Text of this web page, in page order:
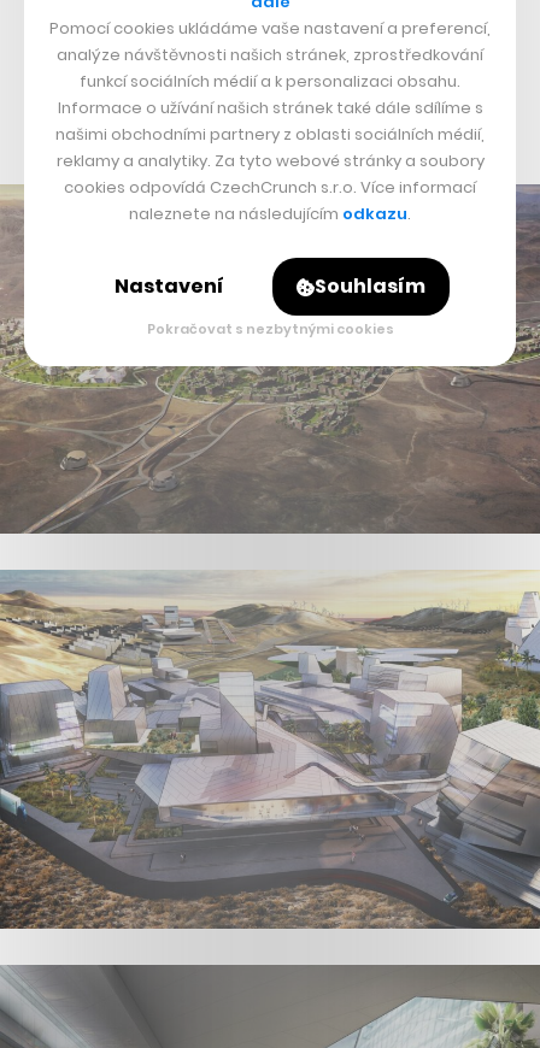
drony. Rezidenční oblast by měla být navrhována se
zaměřením na člověka (human-centric design) a vedle
toho, že město poběží na blockchainu, by ho měla
pohánět energie z obnovitelných zdrojů.
Pomocí cookies ukládáme vaše nastavení a preferencí,
analýze návštěvnosti našich stránek, zprostředkování
funkcí sociálních médií a k personalizaci obsahu.
Informace o užívání našich stránek také dále sdílíme s
našimi obchodními partnery z oblasti sociálních médií,
reklamy a analytiky. Za tyto webové stránky a soubory
cookies odpovídá CzechCrunch s.r.o. Více informací
naleznete na následujícím odkazu.
Nastavení Souhlasím
Pokračovat s nezbytnými cookies